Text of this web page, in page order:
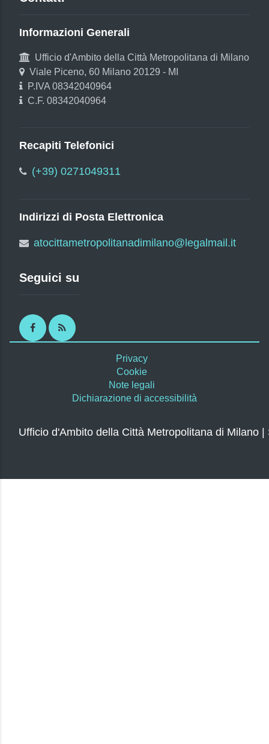
Informazioni Generali
Ufficio d'Ambito della Città Metropolitana di Milano
Viale Piceno, 60 Milano 20129 - MI
P.IVA 08342040964
C.F. 08342040964
Recapiti Telefonici
(+39) 0271049311
Indirizzi di Posta Elettronica
atocittametropolitanadimilano@legalmail.it
Seguici su
FacebookRSS
Privacy
Cookie
Note legali
Dichiarazione di accessibilità
Ufficio d'Ambito della Città Metropolitana di Milano